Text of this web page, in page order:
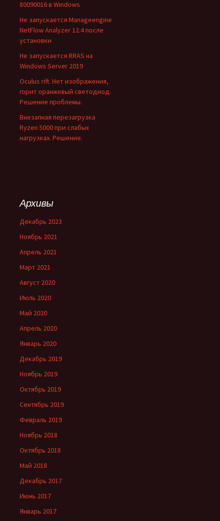
80090016 в Windows
Не запускается Manageengine
NetFlow Analyzer 12.4 после
установки
Не запускается RRAS на
Windows Server 2019
Oculus rift. Нет изображения,
горит оранжевый светодиод.
Решение проблемы.
Внезапная перезагрузка
Ryzen 5000 при слабых
нагрузках. Решение.
Архивы
Декабрь 2023
Ноябрь 2021
Апрель 2021
Март 2021
Август 2020
Июль 2020
Май 2020
Апрель 2020
Январь 2020
Декабрь 2019
Ноябрь 2019
Октябрь 2019
Сентябрь 2019
Февраль 2019
Ноябрь 2018
Октябрь 2018
Май 2018
Декабрь 2017
Июнь 2017
Январь 2017